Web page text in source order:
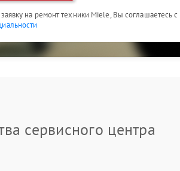
на ремонт техники Miele, Вы соглашаетесь с
сервисного центра